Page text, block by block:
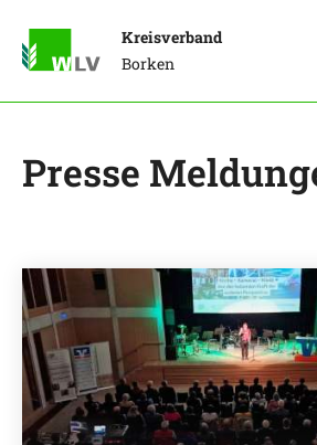
Kreisverband
Borken
Presse